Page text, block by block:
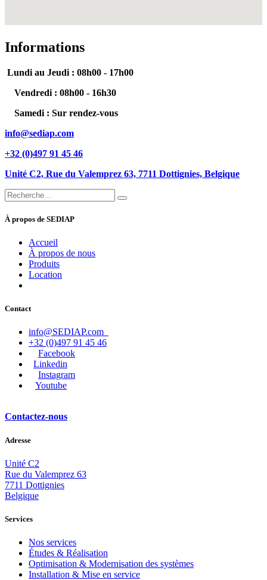
Informations
Lundi au Jeudi : 08h00 - 17h00
Vendredi : 08h00 - 16h30
Samedi : Sur rendez-vous
info@sediap.com
+32 (0)497 91 45 46​
Unité C2, Rue du ​Valemprez 63, 7711 Dottignies, Belgique​
À propos de SEDIAP
Accueil
À propos de nous
Produits
Location
Contact
info@SEDIAP.com
+32 (0)497 91 45 46
Facebook
Linkedin
Instagram
Youtube
Contactez-nous
Adresse
Unité C2
Rue du Valemprez 63
7711 Dottignies
Belgique
Services
Nos services
Études & Réalisation
Optimisation & Modernisation des systèmes
Installation & Mise en service